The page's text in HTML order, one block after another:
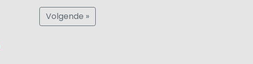
Volgende »